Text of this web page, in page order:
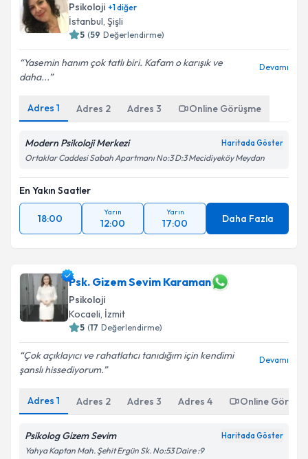
Psikoloji +1diğer
İstanbul, Şişli
5 (59 Değerlendirme)
Yasemin hanım çok tatlı biri. Kafam o karışık ve
daha...
Devamı
Adres 1 Adres 2 Adres 3 Online Görüşme
Modern Psikoloji Merkezi Haritada Göster
Ortaklar Caddesi Sabah Apartmanı No:3 D:3 Mecidiyeköy Meydan
En Yakın Saatler
18:00
Yarın
12:00
Yarın
17:00 Daha Fazla
Psk. Gizem Sevim Karaman
Psikoloji
Kocaeli, İzmit
5 (17 Değerlendirme)
Çok açıklayıcı ve rahatlatıcı tanıdığım için kendimi
şanslı hissediyorum.
Devamı
Adres 1 Adres 2 Adres 3 Adres 4 Online
Psikolog Gizem Sevim Haritada Göster
Yahya Kaptan Mah. Şehit Ergün Sk. No:53 Daire :9